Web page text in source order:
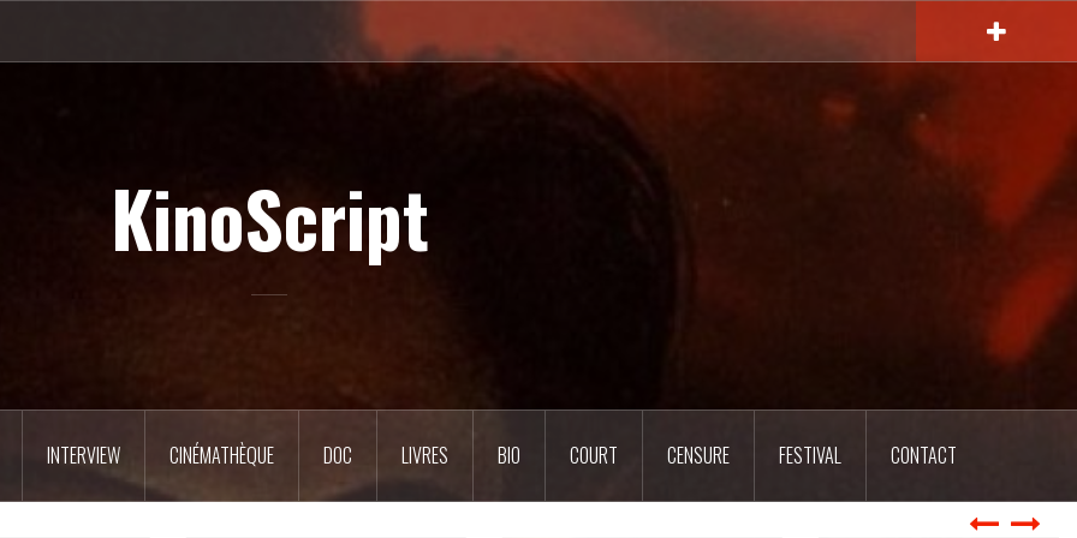
KinoScript
INTERVIEW CINÉMATHÈQUE DOC LIVRES BIO COURT CENSURE FESTIVAL CONTACT